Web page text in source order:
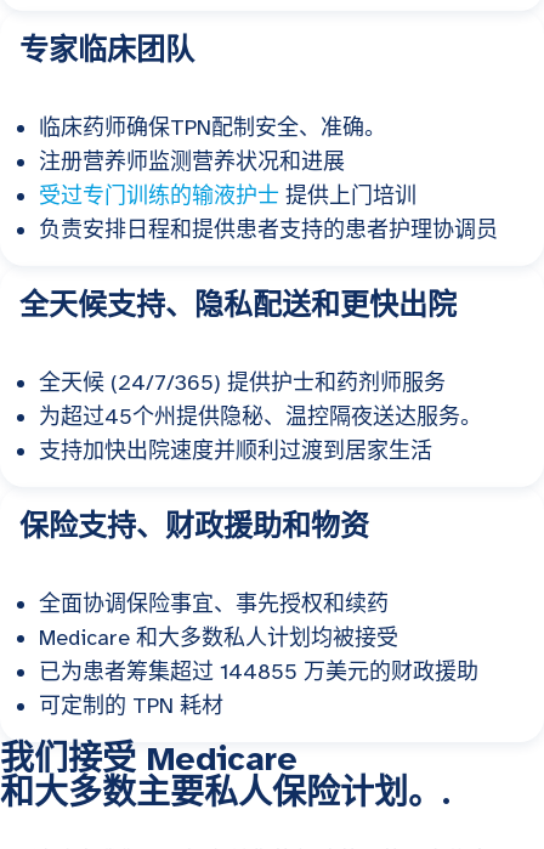
专家临床团队
临床药师确保TPN配制安全、准确。
注册营养师监测营养状况和进展
受过专门训练的输液护士 提供上门培训
负责安排日程和提供患者支持的患者护理协调员
全天候支持、隐私配送和更快出院
全天候 (24/7/365) 提供护士和药剂师服务
为超过45个州提供隐秘、温控隔夜送达服务。
支持加快出院速度并顺利过渡到居家生活
保险支持、财政援助和物资
全面协调保险事宜、事先授权和续药
Medicare 和大多数私人计划均被接受
已为患者筹集超过 144855 万美元的财政援助
可定制的 TPN 耗材
我们接受 Medicare
和大多数主要私人保险计划。.